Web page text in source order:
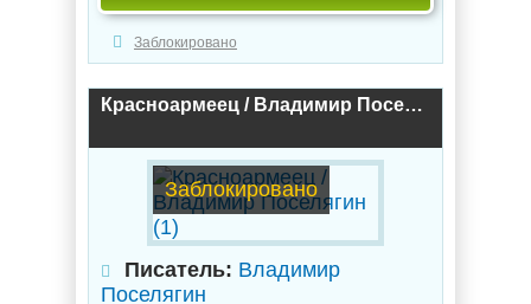
Заблокировано
Красноармеец / Владимир Поселягин (1)
Заблокировано
Писатель: Владимир
Поселягин